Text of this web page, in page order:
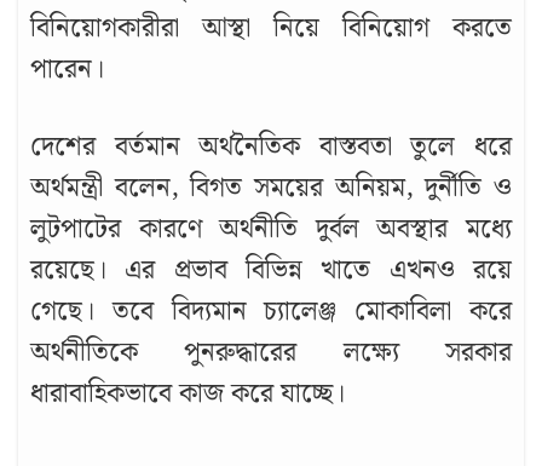
বিনিয়োগকারীরা আস্থা নিয়ে বিনিয়োগ করতে
পারেন।
দেশের বর্তমান অর্থনৈতিক বাস্তবতা তুলে ধরে
অর্থমন্ত্রী বলেন, বিগত সময়ের অনিয়ম, দুর্নীতি ও
লুটপাটের কারণে অর্থনীতি দুর্বল অবস্থার মধ্যে
রয়েছে। এর প্রভাব বিভিন্ন খাতে এখনও রয়ে
গেছে। তবে বিদ্যমান চ্যালেঞ্জ মোকাবিলা করে
অর্থনীতিকে পুনরুদ্ধারের লক্ষ্যে সরকার
ধারাবাহিকভাবে কাজ করে যাচ্ছে।